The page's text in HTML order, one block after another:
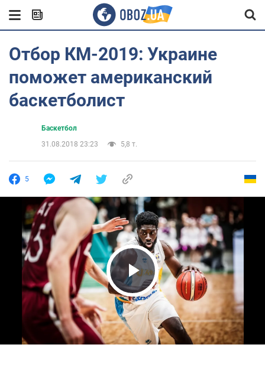
Отбор КМ-2019: Украине
поможет американский
баскетболист
Баскетбол
31.08.2018 23:23
5,8 т.
5
Play Video